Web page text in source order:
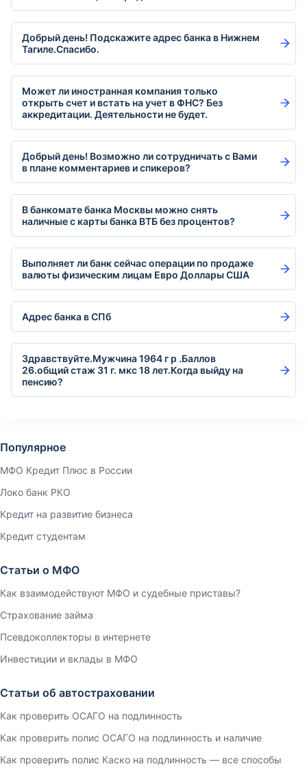
Добрый день! Подскажите адрес банка в Нижнем
Тагиле.Спасибо.
Может ли иностранная компания только
открыть счет и встать на учет в ФНС? Без
аккредитации. Деятельности не будет.
Добрый день! Возможно ли сотрудничать с Вами
в плане комментариев и спикеров?
В банкомате банка Москвы можно снять
наличные с карты банка ВТБ без процентов?
Выполняет ли банк сейчас операции по продаже
валюты физическим лицам Евро Доллары США
Адрес банка в СПб
Здравствуйте.Мужчина 1964 г р .Баллов
26.общий стаж 31 г. мкс 18 лет.Когда выйду на
пенсию?
Популярное
МФО Кредит Плюс в России
Локо банк РКО
Кредит на развитие бизнеса
Кредит студентам
Статьи о МФО
Как взаимодействуют МФО и судебные приставы?
Страхование займа
Псевдоколлекторы в интернете
Инвестиции и вклады в МФО
Статьи об автостраховании
Как проверить ОСАГО на подлинность
Как проверить полис ОСАГО на подлинность и наличие
Как проверить полис Каско на подлинность — все способы